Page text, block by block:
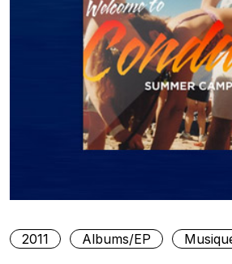
2011 Albums/EP